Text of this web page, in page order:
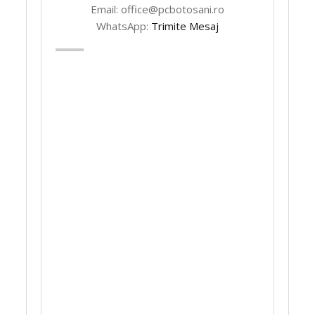
Email: office@pcbotosani.ro
WhatsApp: Trimite Mesaj